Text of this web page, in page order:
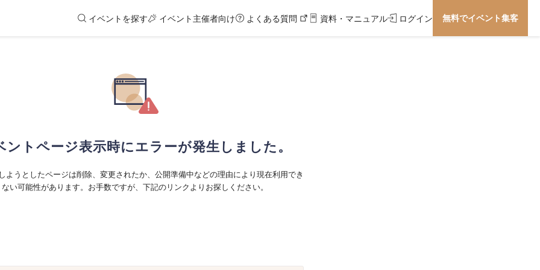
イベントを探す イベント主催者向け よくある質問 資料・マニュアル ログイン 無料でイベント集客
ントページ表示時にエラーが発生しました。
ようとしたページは削除、変更されたか、公開準備中などの理由により現在利用でき
ない可能性があります。お手数ですが、下記のリンクよりお探しください。